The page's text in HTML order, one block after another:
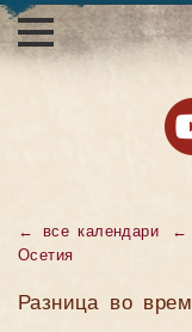
← все календари
Осетия
Разница во